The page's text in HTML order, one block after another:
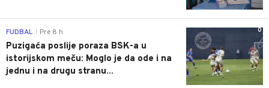
0
FUDBAL Pre 8 h
Puzigaća poslije poraza BSK-a u
istorijskom meču: Moglo je da ode i na
jednu i na drugu stranu...